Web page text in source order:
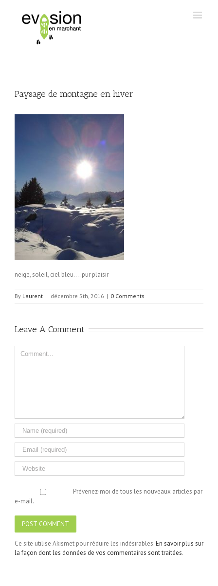
Paysage de montagne en hiver
neige, soleil, ciel bleu…. pur plaisir
By Laurent | décembre 5th, 2016 | 0 Comments
Leave A Comment
Comment
Prévenez-moi de tous les nouveaux articles par
e-mail.
Ce site utilise Akismet pour réduire les indésirables.En savoir plus sur
la façon dont les données de vos commentaires sont traitées.